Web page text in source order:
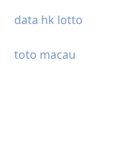
data hk lotto
toto macau